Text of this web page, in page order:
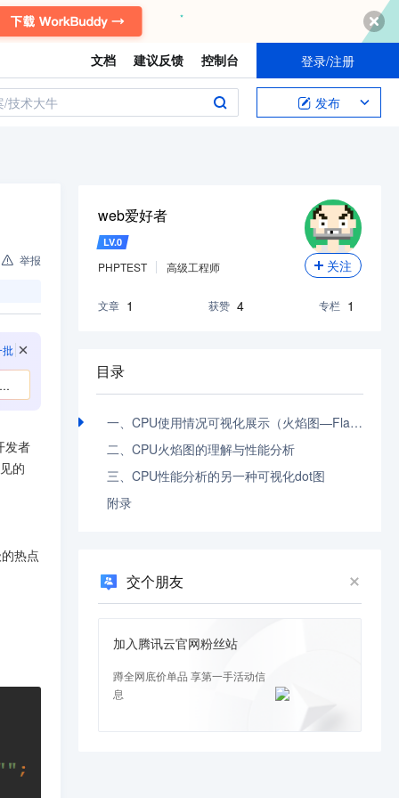
关注我，不错过每一次更新。
文档 建议反馈 控制台 登录/注册
/技术大牛 发布
举报
批
发者
的
热点
web爱好者
LV.0
PHPTEST 高级工程师 关注
文章 1 获赞 4 专栏 1
目录
一、CPU使用情况可视化展示（火焰图—Flame Graph）
二、CPU火焰图的理解与性能分析
三、CPU性能分析的另一种可视化dot图
附录
交个朋友
加入腾讯云官网粉丝站
蹲全网底价单品 享第一手活动信
息